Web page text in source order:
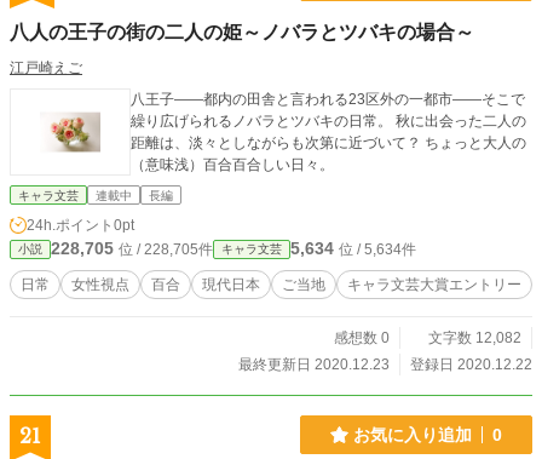
八人の王子の街の二人の姫～ノバラとツバキの場合～
江戸崎えご
八王子――都内の田舎と言われる23区外の一都市――そこで
繰り広げられるノバラとツバキの日常。 秋に出会った二人の
距離は、淡々としながらも次第に近づいて？ ちょっと大人の
（意味浅）百合百合しい日々。
キャラ文芸 連載中 長編
24h.ポイント 0pt
小説 228,705 位 / 228,705件 キャラ文芸 5,634 位 / 5,634件
日常 女性視点 百合 現代日本 ご当地 キャラ文芸大賞エントリー
感想数 0
文字数 12,082
最終更新日 2020.12.23
登録日 2020.12.22
21 お気に入り追加 0